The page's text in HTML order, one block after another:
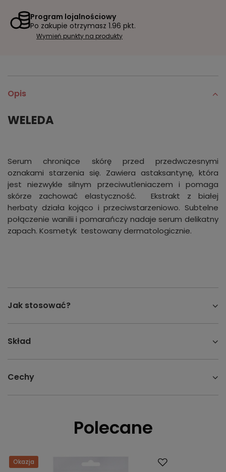
Program lojalnościowy
Po zakupie otrzymasz 1.96 pkt.
Wymień punkty na produkty
Opis
WELEDA
Serum chroniące skórę przed przedwczesnymi
oznakami starzenia się. Zawiera astaksantynę, która
jest niezwykle silnym przeciwutleniaczem i pomaga
skórze zachować elastyczność. Ekstrakt z białej
herbaty działa kojąco i przeciwstarzeniowo. Subtelne
połączenie wanilii i pomarańczy nadaje serum delikatny
zapach. Kosmetyk testowany dermatologicznie.
Jak stosować?
Skład
Cechy
Polecane
Okazja